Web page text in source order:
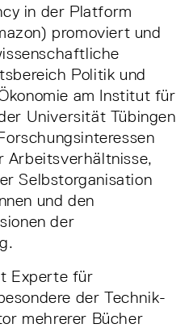
in der Platform
promoviert und
Politik und
am Institut für
Universität Tübingen
Arbeitsverhältnisse,
Selbstorganisation
und den
der
Experte für
der Technik-
mehrerer Bücher